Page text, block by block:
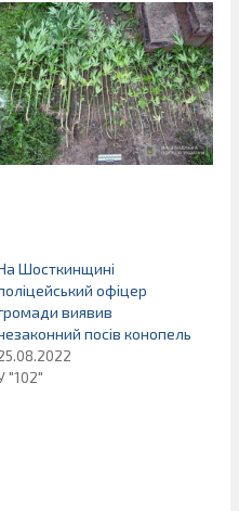
Шосткинщині
офіцер
виявив
посів конопель
"102"